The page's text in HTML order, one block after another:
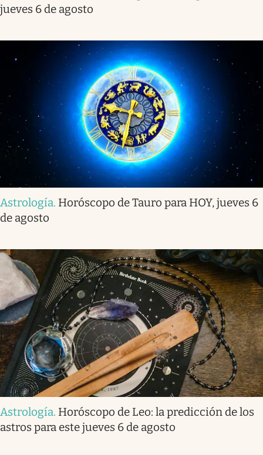
jueves 6 de agosto
Astrología. Horóscopo de Tauro para HOY, jueves 6
de agosto
Astrología. Horóscopo de Leo: la predicción de los
astros para este jueves 6 de agosto